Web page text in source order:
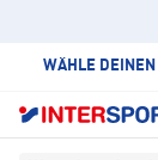
WÄHLE DEINEN